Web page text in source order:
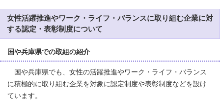
女性活躍推進やワーク・ライフ・バランスに取り組む企業に対
する認定・表彰制度について
国や兵庫県での取組の紹介
国や兵庫県でも、女性の活躍推進やワーク・ライフ・バランス
に積極的に取り組む企業を対象に認定制度や表彰制度などを設け
ています。